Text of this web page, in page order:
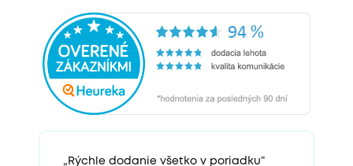
„Rýchle dodanie všetko v poriadku“